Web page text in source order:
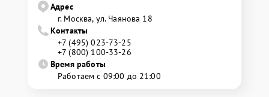
Адрес
г. Москва, ул. Чаянова 18
Контакты
+7 (495) 023-73-25
+7 (800) 100-33-26
Время работы
Работаем с 09:00 до 21:00